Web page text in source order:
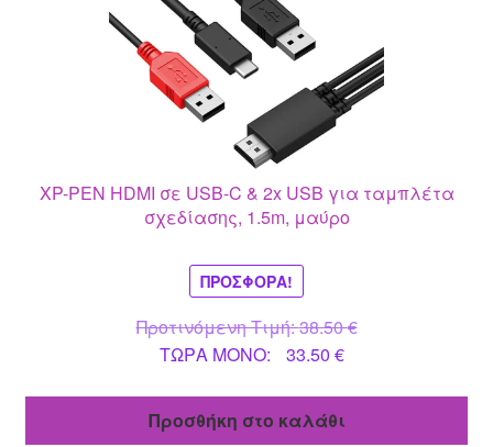
XP-PEN HDMI σε USB-C & 2x USB για ταμπλέτα
σχεδίασης, 1.5m, μαύρο
ΠΡΟΣΦΟΡΆ!
Προτινόμενη Τιμή:38.50€Original
ΤΩΡΑ MONO: 33.50 €Η
είναι:
Προσθήκη στο καλάθι